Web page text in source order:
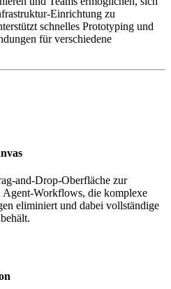
Einrichtung zu
schnelles Prototyping und
für verschiedene
and-Drop-Oberfläche zur
Agent-Workflows, die komplexe
eliminiert und dabei vollständige